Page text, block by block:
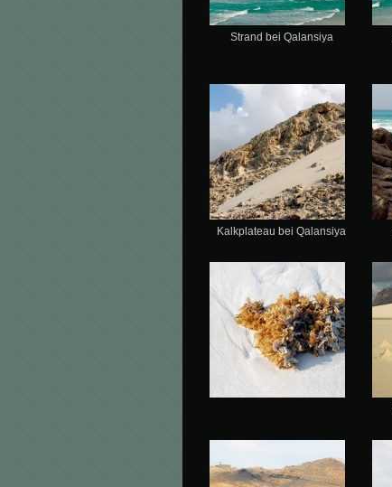
Strand bei Qalansiya
Kalkplateau bei Qalansiya